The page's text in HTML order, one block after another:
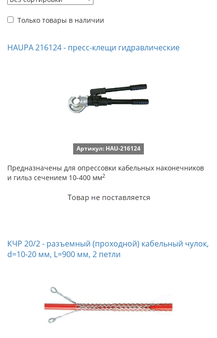
Только товары в наличии
HAUPA 216124 - пресс-клещи гидравлические
Артикул: HAU-216124
Предназначены для опрессовки кабельных наконечников
и гильз сечением 10-400 мм2
КЧР 20/2 - разъемный (проходной) кабельный чулок,
d=10-20 мм, L=900 мм, 2 петли